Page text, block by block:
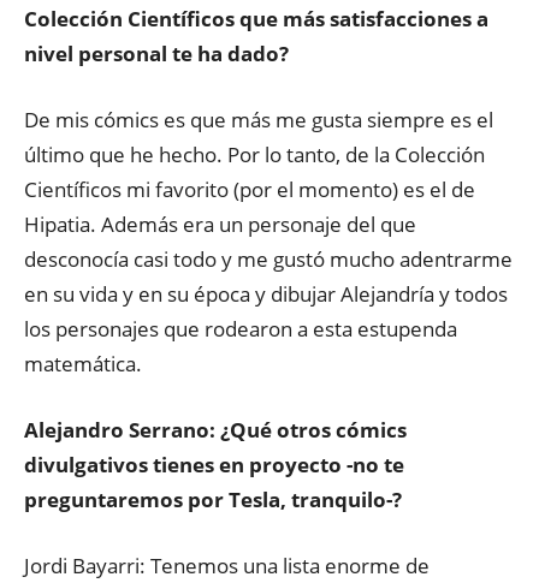
Colección Científicos que más satisfacciones a
nivel personal te ha dado?
De mis cómics es que más me gusta siempre es el
último que he hecho. Por lo tanto, de la Colección
Científicos mi favorito (por el momento) es el de
Hipatia. Además era un personaje del que
desconocía casi todo y me gustó mucho adentrarme
en su vida y en su época y dibujar Alejandría y todos
los personajes que rodearon a esta estupenda
matemática.
Alejandro Serrano: ¿Qué otros cómics
divulgativos tienes en proyecto -no te
preguntaremos por Tesla, tranquilo-?
Jordi Bayarri: Tenemos una lista enorme de